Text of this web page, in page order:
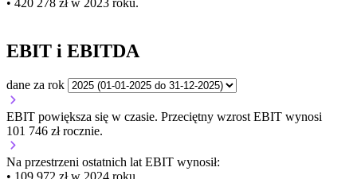
• 420 278 zł w 2023 roku.
EBIT i EBITDA
dane za rok
EBIT powiększa się w czasie. Przeciętny wzrost EBIT wynosi
101 746 zł rocznie.
Na przestrzeni ostatnich lat EBIT wynosił:
• 109 972 zł w 2024 roku.